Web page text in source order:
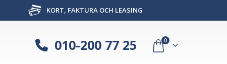
KORT, FAKTURA OCH LEASING
010-200 77 25 0